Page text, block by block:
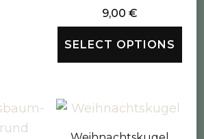
9,00€
SELECT OPTIONS